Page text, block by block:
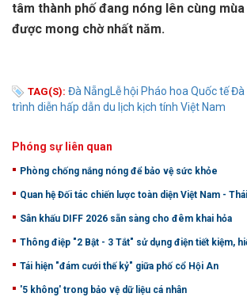
tâm thành phố đang nóng lên cùng
được mong chờ nhất năm.
TAG(S): Đà Nẵng Lễ hội Pháo hoa Quốc tế
trình diễn hấp dẫn du lịch kịch tính Việt Nam
Phóng sự liên quan
Phòng chống nắng nóng để bảo vệ sức khỏe
Quan hệ Đối tác chiến lược toàn diện Việt Nam -
Sân khấu DIFF 2026 sẵn sàng cho đêm khai hỏa
Thông điệp "2 Bật - 3 Tắt" sử dụng điện tiết kiệm,
Tái hiện "đám cưới thế kỷ" giữa phố cổ Hội An
'5 không' trong bảo vệ dữ liệu cá nhân